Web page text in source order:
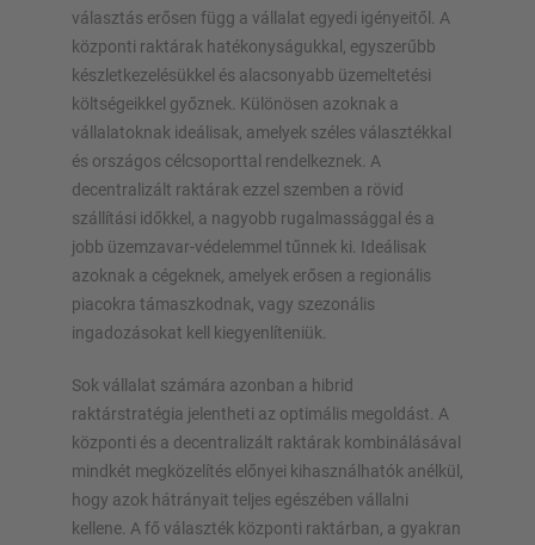
választás erősen függ a vállalat egyedi igényeitől. A
központi raktárak hatékonyságukkal, egyszerűbb
készletkezelésükkel és alacsonyabb üzemeltetési
költségeikkel győznek. Különösen azoknak a
vállalatoknak ideálisak, amelyek széles választékkal
és országos célcsoporttal rendelkeznek. A
decentralizált raktárak ezzel szemben a rövid
szállítási időkkel, a nagyobb rugalmassággal és a
jobb üzemzavar-védelemmel tűnnek ki. Ideálisak
azoknak a cégeknek, amelyek erősen a regionális
piacokra támaszkodnak, vagy szezonális
ingadozásokat kell kiegyenlíteniük.
Sok vállalat számára azonban a hibrid
raktárstratégia jelentheti az optimális megoldást. A
központi és a decentralizált raktárak kombinálásával
mindkét megközelítés előnyei kihasználhatók anélkül,
hogy azok hátrányait teljes egészében vállalni
kellene. A fő választék központi raktárban, a gyakran